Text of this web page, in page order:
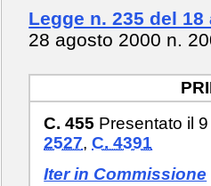
Legge n. 235 del
28 agosto 2000 n.
C. 455 Presentato il
2527,C. 4391
Iter in Commissione